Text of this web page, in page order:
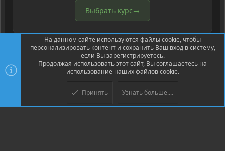
Выбрать курс→
Community platform by XenForo ® © 2010-2026 XenForo Ltd.
© Jason Axelrod of 8WAYRUN
На данном сайте используются файлы cookie, чтобы
персонализировать контент и сохранить Ваш вход в систему,
если Вы зарегистрируетесь.
Продолжая использовать этот сайт, Вы соглашаетесь на
использование наших файлов cookie.
Принять Узнать больше....